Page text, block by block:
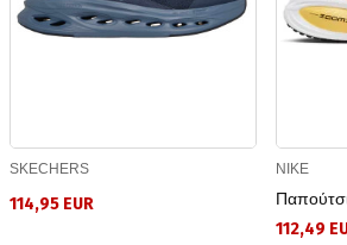
SKECHERS
114,95 EUR
NIKE
112,49